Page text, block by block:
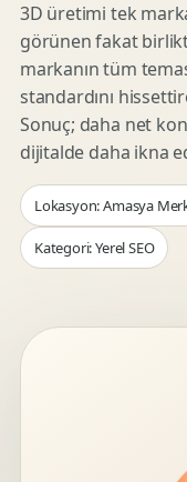
3D üretimi tek
görünen fakat
markanın tüm
standardını
Sonuç; daha net
dijitalde daha ikna
Lokasyon: Amasya
Kategori: Yerel SEO